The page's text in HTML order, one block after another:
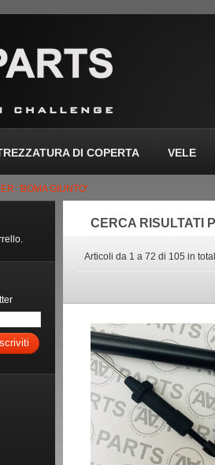
DI COPERTA VELE
'BOMA GIUNTO'
CERCA RISULTATI
Articoli da 1 a 72 di 105 in
Iscriviti